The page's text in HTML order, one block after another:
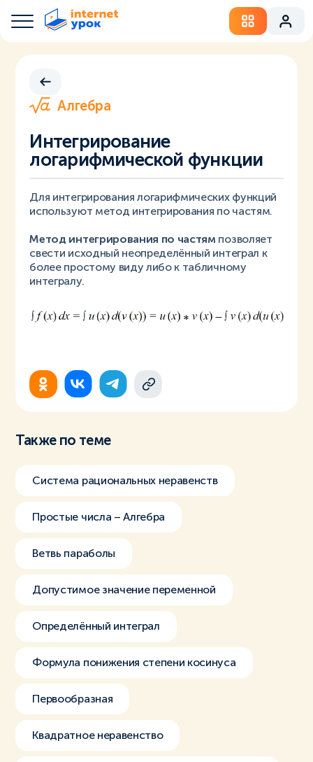
Алгебра
Интегрирование
логарифмической функции
Для интегрирования логарифмических функций
используют метод интегрирования по частям.
Метод интегрирования по частям позволяет
свести исходный неопределённый интеграл к
более простому виду либо к табличному
интегралу.
Также по теме
Система рациональных неравенств
Простые числа – Алгебра
Ветвь параболы
Допустимое значение переменной
Определённый интеграл
Формула понижения степени косинуса
Первообразная
Квадратное неравенство